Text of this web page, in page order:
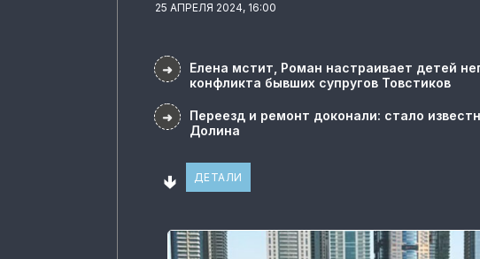
25 АПРЕЛЯ 2024, 16:00
➜
Елена мстит, Роман настраивает детей
конфликта бывших супругов Товстиков
➜
Переезд и ремонт доконали: стало
Долина
🢃 ДЕТАЛИ